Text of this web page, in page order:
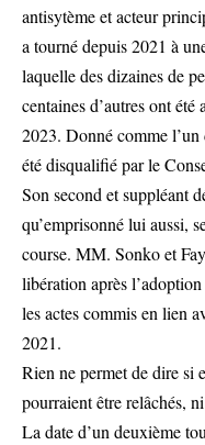
antisytème et acteur
a tourné depuis 2021 à
laquelle des dizaines de
centaines d’autres ont
2023. Donné comme
été disqualifié par le
Son second et suppléant
qu’emprisonné lui aussi,
course. MM. Sonko et
libération après
les actes commis en lien
2021.
Rien ne permet de dire si
pourraient être relâchés,
La date d’un deuxième